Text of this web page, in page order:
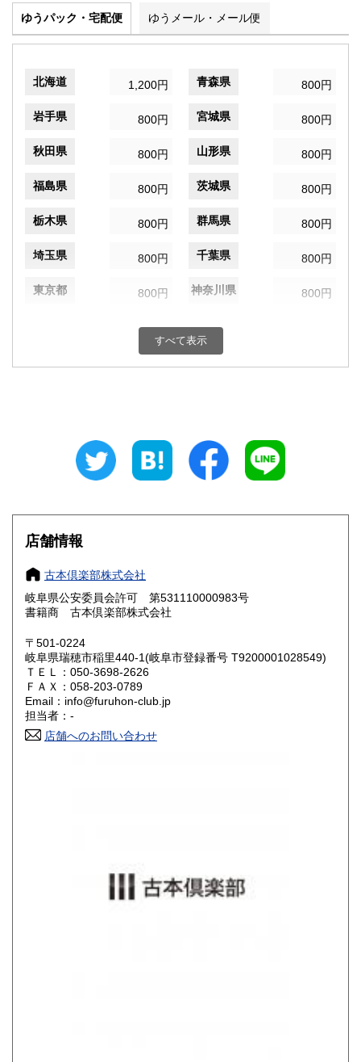
ゆうパック・宅配便 ゆうメール・メール便
北海道 1,200円 青森県 800円
岩手県 800円 宮城県 800円
秋田県 800円 山形県 800円
福島県 800円 茨城県 800円
栃木県 800円 群馬県 800円
埼玉県 800円 千葉県 800円
東京都 800円 神奈川県 800円
800円 富山県
800円 三重県
大阪府
奈良県 800円
鳥取県 800円 島根県
岡山県
山口県 800円
香川県 800円
高知県 800円
1,200円
すべて表示
店舗情報
古本倶楽部株式会社
岐阜県公安委員会許可 第531110000983号
書籍商 古本倶楽部株式会社
〒501-0224
岐阜県瑞穂市稲里440-1(岐阜市登録番号 T9200001028549)
ＴＥＬ：050-3698-2626
ＦＡＸ：058-203-0789
Email：info@furuhon-club.jp
担当者：-
店舗へのお問い合わせ